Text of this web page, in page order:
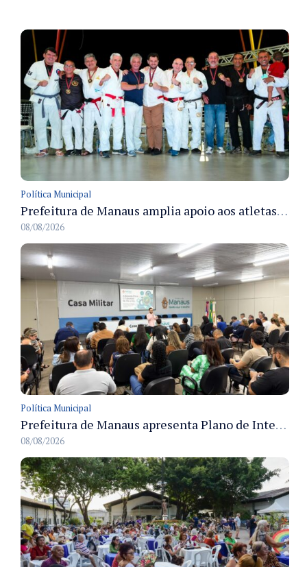
Política Municipal
Prefeitura de Manaus amplia apoio aos atletas de 100 para 150 beneficiados a partir do próximo ano
08/08/2026
Política Municipal
Prefeitura de Manaus apresenta Plano de Integridade da CGM e qualifica servidores para governança e conformidade no biênio 2027-2028
08/08/2026